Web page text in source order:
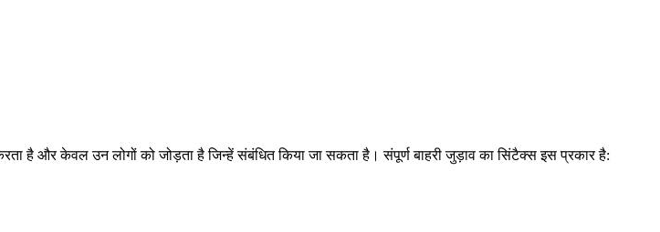
है और केवल उन लोगों को जोड़ता है जिन्हें संबंधित किया जा सकता है। संपूर्ण बाहरी जुड़ाव का सिंटैक्स इस प्रकार है: